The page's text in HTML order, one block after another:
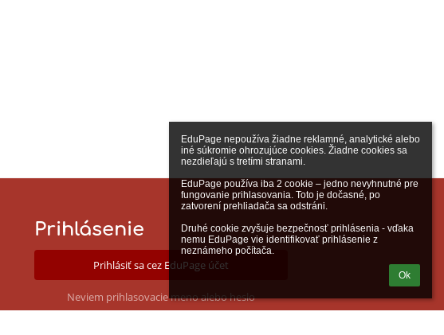
EduPage nepoužíva žiadne reklamné, analytické alebo
iné súkromie ohrozujúce cookies. Žiadne cookies sa
nezdieľajú s tretími stranami.
EduPage používa iba 2 cookie – jedno nevyhnutné pre
fungovanie prihlasovania. Toto je dočasné, po
zatvorení prehliadača sa odstráni.
Druhé cookie zvyšuje bezpečnosť prihlásenia - vďaka
nemu EduPage vie identifikovať prihlásenie z
neznámeho počítača.
Ok
Prihlásenie
Prihlásiť sa cez EduPage účet
Neviem prihlasovacie meno alebo heslo